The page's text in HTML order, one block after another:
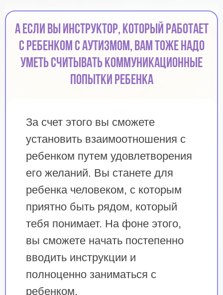
А если вы инструктор, который работает
с ребенком с аутизмом, вам тоже надо
уметь считывать коммуникационные
попытки ребенка
За счет этого вы сможете
установить взаимоотношения с
ребенком путем удовлетворения
его желаний. Вы станете для
ребенка человеком, с которым
приятно быть рядом, который
тебя понимает. На фоне этого,
вы сможете начать постепенно
вводить инструкции и
полноценно заниматься с
ребенком.